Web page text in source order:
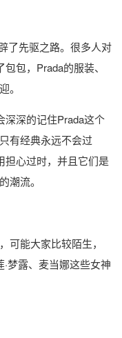
了先驱之路。很多人对
包，Prada的服装、
。
深深的记住Prada这个
有经典永远不会过
担心过时，并且它们是
潮流。
可能大家比较陌生，
梦露、麦当娜这些女神